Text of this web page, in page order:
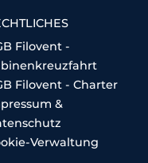
Filovent -
Filovent - Charter
&
Verwaltung